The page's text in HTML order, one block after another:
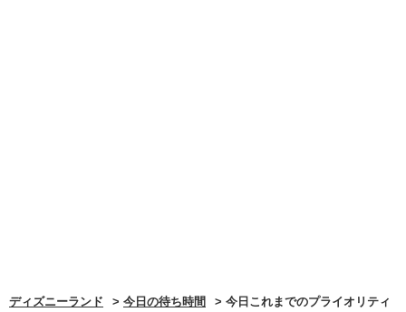
ディズニーランド 今日の待ち時間
今日これまでのプライオリティ